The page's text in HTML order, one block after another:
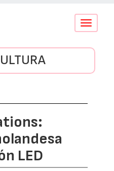
Conmutar
LED